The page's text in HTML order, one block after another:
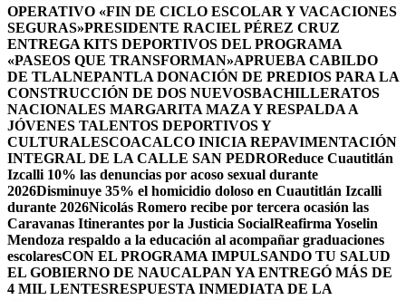
OPERATIVO «FIN DE CICLO ESCOLAR Y VACACIONES
SEGURAS»PRESIDENTE RACIEL PÉREZ CRUZ
ENTREGA KITS DEPORTIVOS DEL PROGRAMA
«PASEOS QUE TRANSFORMAN»APRUEBA CABILDO
DE TLALNEPANTLA DONACIÓN DE PREDIOS PARA LA
CONSTRUCCIÓN DE DOS NUEVOSBACHILLERATOS
NACIONALES MARGARITA MAZA Y RESPALDA A
JÓVENES TALENTOS DEPORTIVOS Y
CULTURALESCOACALCO INICIA REPAVIMENTACIÓN
INTEGRAL DE LA CALLE SAN PEDROReduce Cuautitlán
Izcalli 10% las denuncias por acoso sexual durante
2026Disminuye 35% el homicidio doloso en Cuautitlán Izcalli
durante 2026Nicolás Romero recibe por tercera ocasión las
Caravanas Itinerantes por la Justicia SocialReafirma Yoselin
Mendoza respaldo a la educación al acompañar graduaciones
escolaresCON EL PROGRAMA IMPULSANDO TU SALUD
EL GOBIERNO DE NAUCALPAN YA ENTREGÓ MÁS DE
4 MIL LENTESRESPUESTA INMEDIATA DE LA